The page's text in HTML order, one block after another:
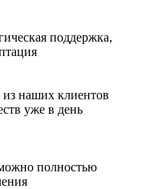
поддержка,
наших клиентов
уже в день
полностью